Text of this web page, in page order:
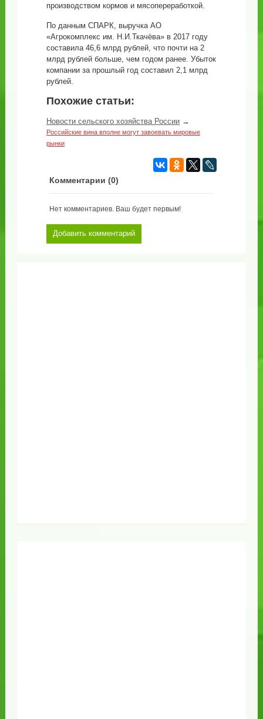
производством кормов и мясопереработкой.
По данным СПАРК, выручка АО
«Агрокомплекс им. Н.И.Ткачёва» в 2017 году
составила 46,6 млрд рублей, что почти на 2
млрд рублей больше, чем годом ранее. Убыток
компании за прошлый год составил 2,1 млрд
рублей.
Похожие статьи:
Новости сельского хозяйства России→
Российские вина вполне могут завоевать мировые
рынки
Комментарии (0)
Нет комментариев. Ваш будет первым!
Добавить комментарий